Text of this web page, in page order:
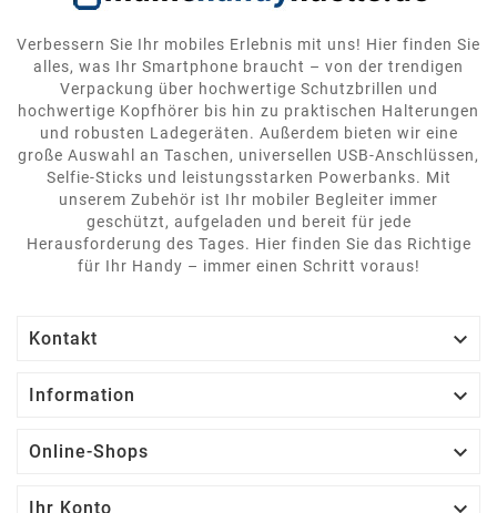
Verbessern Sie Ihr mobiles Erlebnis mit uns! Hier finden Sie
alles, was Ihr Smartphone braucht – von der trendigen
Verpackung über hochwertige Schutzbrillen und
hochwertige Kopfhörer bis hin zu praktischen Halterungen
und robusten Ladegeräten. Außerdem bieten wir eine
große Auswahl an Taschen, universellen USB-Anschlüssen,
Selfie-Sticks und leistungsstarken Powerbanks. Mit
unserem Zubehör ist Ihr mobiler Begleiter immer
geschützt, aufgeladen und bereit für jede
Herausforderung des Tages. Hier finden Sie das Richtige
für Ihr Handy – immer einen Schritt voraus!
Kontakt 
Information 
Online-Shops 
Ihr Konto